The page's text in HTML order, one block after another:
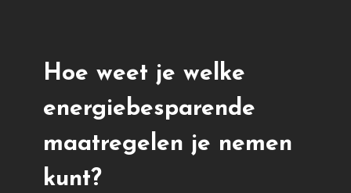
Hoe weet je welke
energiebesparende
maatregelen je nemen
kunt?